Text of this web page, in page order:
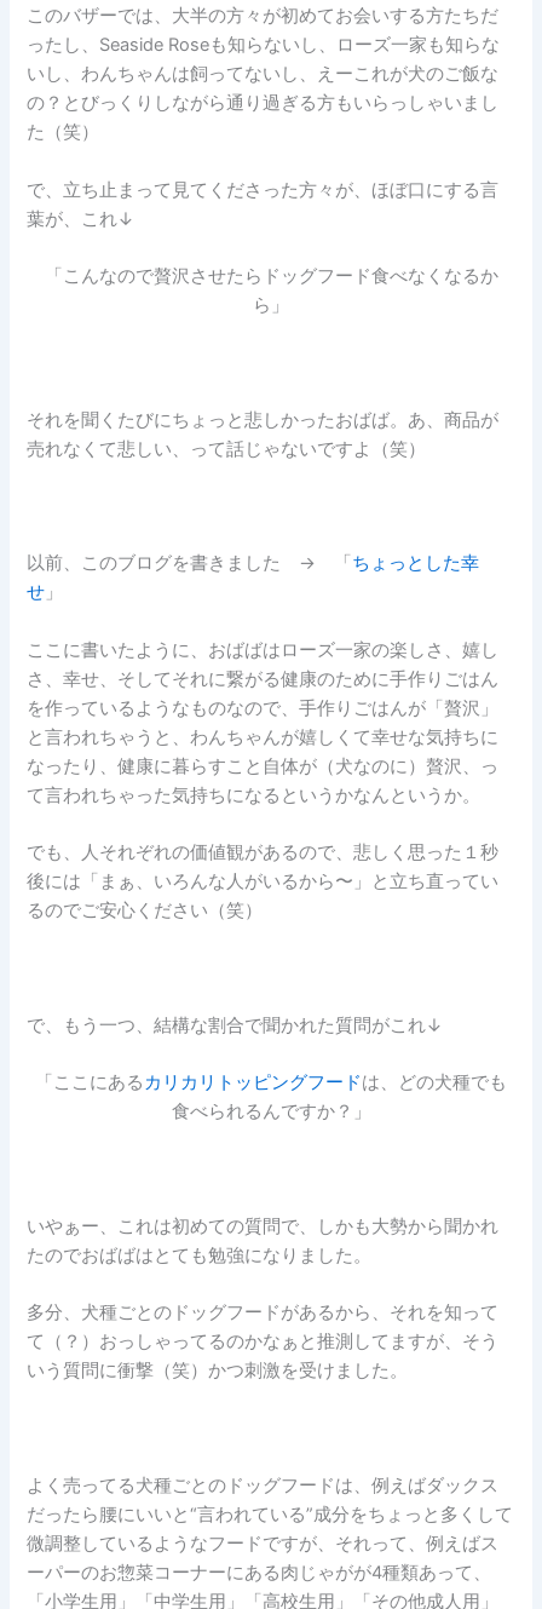
このバザーでは、大半の方々が初めてお会いする方たちだ
ったし、Seaside Roseも知らないし、ローズ一家も知らな
いし、わんちゃんは飼ってないし、えーこれが犬のご飯な
の？とびっくりしながら通り過ぎる方もいらっしゃいまし
た（笑）
で、立ち止まって見てくださった方々が、ほぼ口にする言
葉が、これ↓
「こんなので贅沢させたらドッグフード食べなくなるか
ら」
それを聞くたびにちょっと悲しかったおばば。あ、商品が
売れなくて悲しい、って話じゃないですよ（笑）
以前、このブログを書きました → 「 ちょっとした幸
せ 」
ここに書いたように、おばばはローズ一家の楽しさ、嬉し
さ、幸せ、そしてそれに繋がる健康のために手作りごはん
を作っているようなものなので、手作りごはんが「贅沢」
と言われちゃうと、わんちゃんが嬉しくて幸せな気持ちに
なったり、健康に暮らすこと自体が（犬なのに）贅沢、っ
て言われちゃった気持ちになるというかなんというか。
でも、人それぞれの価値観があるので、悲しく思った１秒
後には「まぁ、いろんな人がいるから〜」と立ち直ってい
るのでご安心ください（笑）
で、もう一つ、結構な割合で聞かれた質問がこれ↓
「ここにある カリカリトッピングフードは、どの犬種でも
食べられるんですか？」
いやぁー、これは初めての質問で、しかも大勢から聞かれ
たのでおばばはとても勉強になりました。
多分、犬種ごとのドッグフードがあるから、それを知って
て（？）おっしゃってるのかなぁと推測してますが、そう
いう質問に衝撃（笑）かつ刺激を受けました。
よく売ってる犬種ごとのドッグフードは、例えばダックス
だったら腰にいいと“言われている”成分をちょっと多くして
微調整しているようなフードですが、それって、例えばス
ーパーのお惣菜コーナーにある肉じゃがが4種類あって、
「小学生用」「中学生用」「高校生用」「その他成人用」